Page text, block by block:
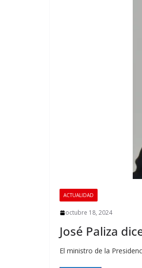
ACTUALIDAD
octubre 18, 2024
José Paliza
El ministro de la